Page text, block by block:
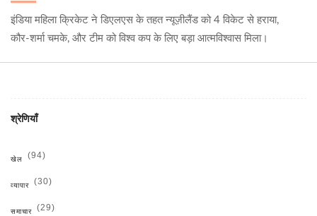
इंडिया महिला क्रिकेट ने डिएलएस के तहत न्यूज़ीलैंड को 4 विकेट से हराया,
कौर‑शर्मा चमके, और टीम को विश्व कप के लिए बड़ा आत्मविश्वास मिला।
श्रेणियाँ
खेल (94)
व्यापार (30)
समाचार (29)